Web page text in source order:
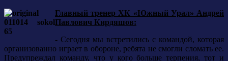
Главный тренер ХК «Южный Урал» Андрей
Павлович Кирдяшов:
- Сегодня мы встретились с командой, которая
организованно играет в обороне, ребята не смогли сломать ее.
Предупреждал команду, что у кого больше терпения, тот и